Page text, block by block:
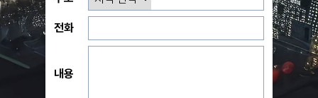
전화
내용